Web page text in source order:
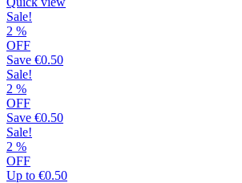
παραλλαγές.
να
του
Sale!
2 %
OFF
Save €0.50
Sale!
2 %
OFF
Save €0.50
Sale!
2 %
OFF
Up to €0.50